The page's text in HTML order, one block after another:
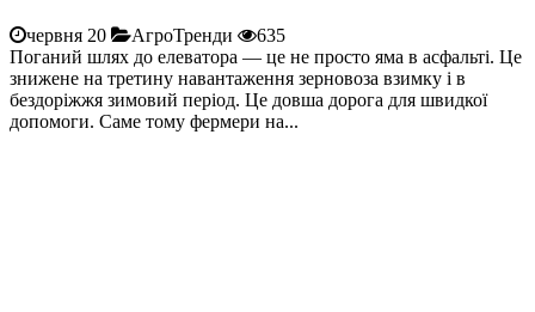
червня 20 АгроТренди
635
Поганий шлях до елеватора — це не просто яма в асфальті. Це
знижене на третину навантаження зерновоза взимку і в
бездоріжжя зимовий період. Це довша дорога для швидкої
допомоги. Саме тому фермери на...